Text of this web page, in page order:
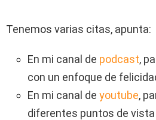
Tenemos varias citas, apunta:
En mi canal de podcast,
con un enfoque de
En mi canal de youtube,
diferentes puntos de